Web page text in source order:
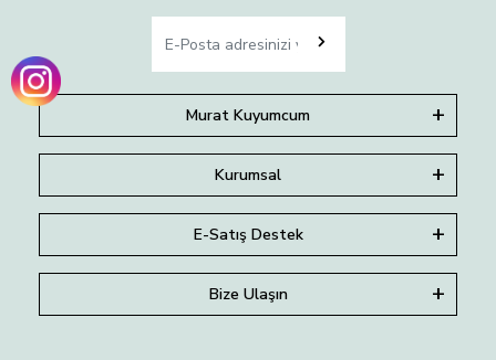
Murat Kuyumcum
Kurumsal
E-Satış Destek
Bize Ulaşın